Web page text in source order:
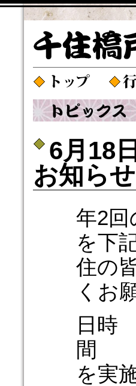
6月18
お知らせ
年2回
を下
住の
くお
日時
間 ※
を実